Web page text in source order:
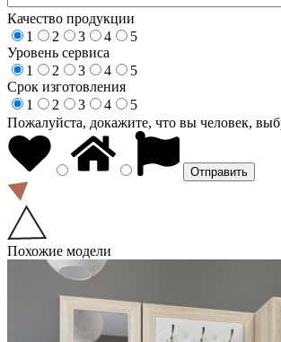
Качество продукции
1
2 3 4
5
Уровень сервиса
1
2 3 4
5
Срок изготовления
1
2 3 4
5
Пожалуйста, докажите, что вы человек,
Похожие модели